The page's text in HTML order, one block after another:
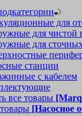
для
для чистой
для
станции
с кабелем
все товары
[Насосное